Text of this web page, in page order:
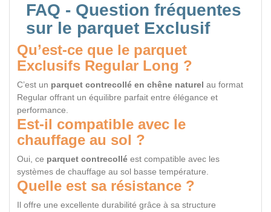
FAQ - Question fréquentes
sur le parquet Exclusif
Qu’est-ce que le parquet
Exclusifs Regular Long ?
C’est un parquet contrecollé en chêne naturel au format
Regular offrant un équilibre parfait entre élégance et
performance.
Est-il compatible avec le
chauffage au sol ?
Oui, ce parquet contrecollé est compatible avec les
systèmes de chauffage au sol basse température.
Quelle est sa résistance ?
Il offre une excellente durabilité grâce à sa structure